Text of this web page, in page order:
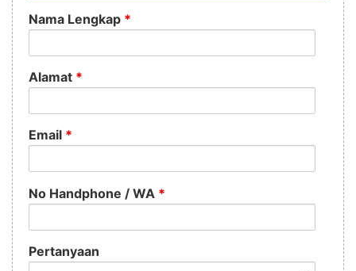
Nama Lengkap *
Alamat *
Email *
No Handphone / WA *
Pertanyaan